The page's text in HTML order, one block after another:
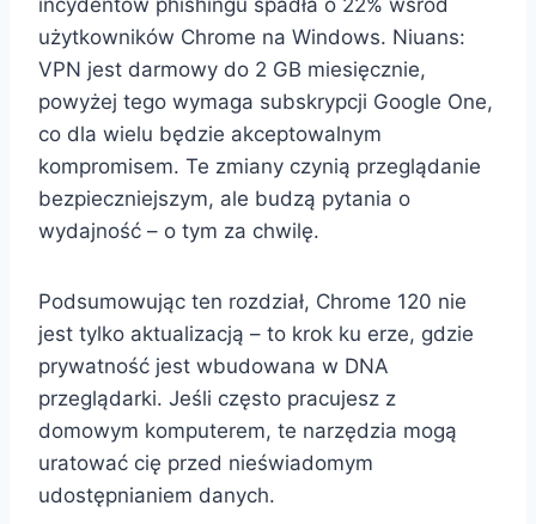
incydentów phishingu spadła o 22% wśród
użytkowników Chrome na Windows. Niuans:
VPN jest darmowy do 2 GB miesięcznie,
powyżej tego wymaga subskrypcji Google One,
co dla wielu będzie akceptowalnym
kompromisem. Te zmiany czynią przeglądanie
bezpieczniejszym, ale budzą pytania o
wydajność – o tym za chwilę.
Podsumowując ten rozdział, Chrome 120 nie
jest tylko aktualizacją – to krok ku erze, gdzie
prywatność jest wbudowana w DNA
przeglądarki. Jeśli często pracujesz z
domowym komputerem, te narzędzia mogą
uratować cię przed nieświadomym
udostępnianiem danych.